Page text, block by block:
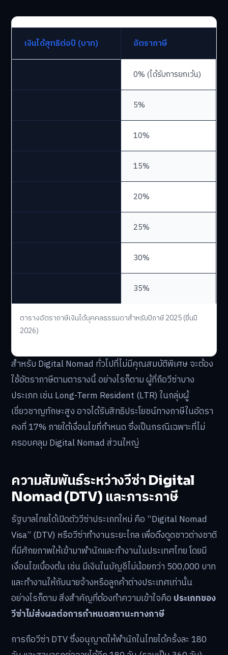
ตารางอัตราภาษีเงินได้บุคคลธรรมดาสำหรับปีภาษี 2025 (ยื่นปี
2026)
เงินได้สุทธิต่อปี (บาท) อัตราภาษี
0% (ได้รับการยกเว้น)
5%
10%
15%
20%
25%
30%
35%
สำหรับ Digital Nomad ทั่วไปที่ไม่มีคุณสมบัติพิเศษ จะต้อง
ใช้อัตราภาษีตามตารางนี้ อย่างไรก็ตาม ผู้ที่ถือวีซ่าบาง
ประเภท เช่น Long-Term Resident (LTR) ในกลุ่มผู้
เชี่ยวชาญทักษะสูง อาจได้รับสิทธิประโยชน์ทางภาษีในอัตรา
คงที่ 17% ภายใต้เงื่อนไขที่กำหนด ซึ่งเป็นกรณีเฉพาะที่ไม่
ครอบคลุม Digital Nomad ส่วนใหญ่
ความสัมพันธ์ระหว่างวีซ่า Digital
Nomad (DTV) และภาระภาษี
รัฐบาลไทยได้เปิดตัววีซ่าประเภทใหม่ คือ “Digital Nomad
Visa” (DTV) หรือวีซ่าทำงานระยะไกล เพื่อดึงดูดชาวต่างชาติ
ที่มีศักยภาพให้เข้ามาพำนักและทำงานในประเทศไทย โดยมี
เงื่อนไขเบื้องต้น เช่น มีเงินในบัญชีไม่น้อยกว่า 500,000 บาท
และทำงานให้กับนายจ้างหรือลูกค้าต่างประเทศเท่านั้น
อย่างไรก็ตาม สิ่งสำคัญที่ต้องทำความเข้าใจคือ ประเภทของ
วีซ่าไม่ส่งผลต่อการกำหนดสถานะทางภาษี
การถือวีซ่า DTV ซึ่งอนุญาตให้พำนักในไทยได้ครั้งละ 180